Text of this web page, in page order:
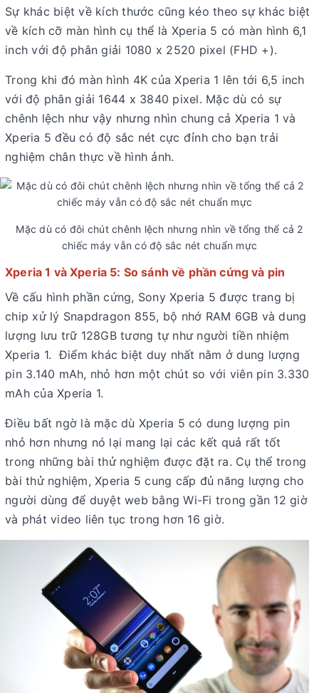
Sự khác biệt về kích thước cũng kéo theo sự khác biệt
về kích cỡ màn hình cụ thể là Xperia 5 có màn hình 6,1
inch với độ phân giải 1080 x 2520 pixel (FHD +).
Trong khi đó màn hình 4K của Xperia 1 lên tới 6,5 inch
với độ phân giải 1644 x 3840 pixel. Mặc dù có sự
chênh lệch như vậy nhưng nhìn chung cả Xperia 1 và
Xperia 5 đều có độ sắc nét cực đỉnh cho bạn trải
nghiệm chân thực về hình ảnh.
Mặc dù có đôi chút chênh lệch nhưng nhìn về tổng thể cả 2
chiếc máy vẫn có độ sắc nét chuẩn mực
Xperia 1 và Xperia 5: So sánh về phần cứng và pin
Về cấu hình phần cứng, Sony Xperia 5 được trang bị
chip xử lý Snapdragon 855, bộ nhớ RAM 6GB và dung
lượng lưu trữ 128GB tương tự như người tiền nhiệm
Xperia 1. Điểm khác biệt duy nhất nằm ở dung lượng
pin 3.140 mAh, nhỏ hơn một chút so với viên pin 3.330
mAh của Xperia 1.
Điều bất ngờ là mặc dù Xperia 5 có dung lượng pin
nhỏ hơn nhưng nó lại mang lại các kết quả rất tốt
trong những bài thử nghiệm được đặt ra. Cụ thể trong
bài thử nghiệm, Xperia 5 cung cấp đủ năng lượng cho
người dùng để duyệt web bằng Wi-Fi trong gần 12 giờ
và phát video liên tục trong hơn 16 giờ.